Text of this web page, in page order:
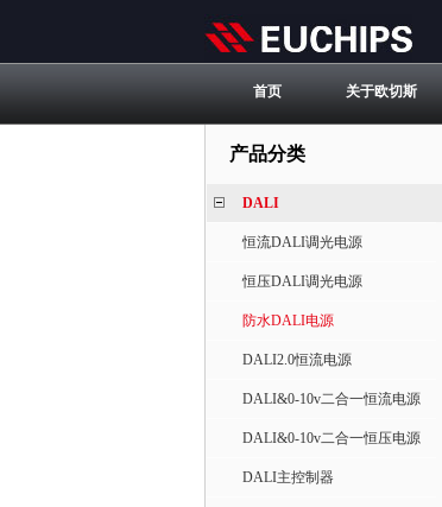
首页 关于欧切斯
产品分类
DALI
恒流DALI调光电源
恒压DALI调光电源
防水DALI电源
DALI2.0恒流电源
DALI&0-10v二合一恒流电源
DALI&0-10v二合一恒压电源
DALI主控制器